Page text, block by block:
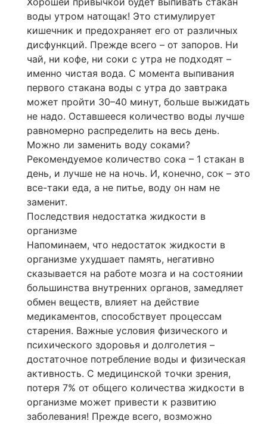
воды утром натощак! Это стимулирует
кишечник и предохраняет его от различных
дисфункций. Прежде всего – от запоров. Ни
чай, ни кофе, ни соки с утра не подходят –
именно чистая вода. С момента выпивания
первого стакана воды с утра до завтрака
может пройти 30–40 минут, больше выжидать
не надо. Оставшееся количество воды лучше
равномерно распределить на весь день.
Можно ли заменить воду соками?
Рекомендуемое количество сока – 1 стакан в
день, и лучше не на ночь. И, конечно, сок – это
все-таки еда, а не питье, воду он нам не
заменит.
Последствия недостатка жидкости в
организме
Напоминаем, что недостаток жидкости в
организме ухудшает память, негативно
сказывается на работе мозга и на состоянии
большинства внутренних органов, замедляет
обмен веществ, влияет на действие
медикаментов, способствует процессам
старения. Важные условия физического и
психического здоровья и долголетия –
достаточное потребление воды и физическая
активность. С медицинской точки зрения,
потеря 7% от общего количества жидкости в
организме может привести к развитию
заболевания! Прежде всего, возможно